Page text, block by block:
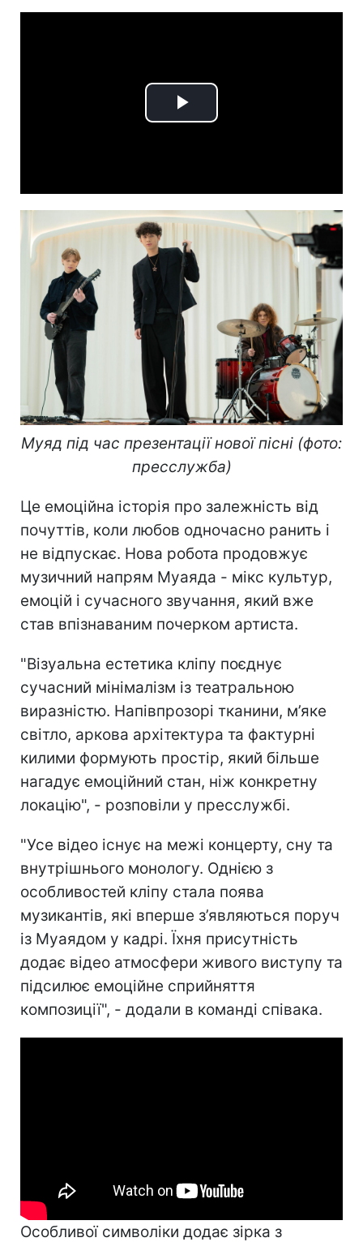
Play
Муяд під час презентації нової пісні (фото:
пресслужба)
Це емоційна історія про залежність від
почуттів, коли любов одночасно ранить і
не відпускає. Нова робота продовжує
музичний напрям Муаяда - мікс культур,
емоцій і сучасного звучання, який вже
став впізнаваним почерком артиста.
"Візуальна естетика кліпу поєднує
сучасний мінімалізм із театральною
виразністю. Напівпрозорі тканини, м’яке
світло, аркова архітектура та фактурні
килими формують простір, який більше
нагадує емоційний стан, ніж конкретну
локацію", - розповіли у пресслужбі.
"Усе відео існує на межі концерту, сну та
внутрішнього монологу. Однією з
особливостей кліпу стала поява
музикантів, які вперше з’являються поруч
із Муаядом у кадрі. Їхня присутність
додає відео атмосфери живого виступу та
підсилює емоційне сприйняття
композиції", - додали в команді співака.
Особливої символіки додає зірка з